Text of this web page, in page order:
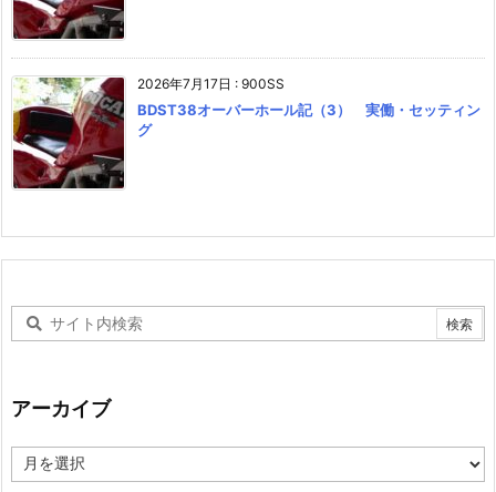
2026年7月17日 : 900SS
BDST38オーバーホール記（3） 実働・セッティン
グ
アーカイブ
ー